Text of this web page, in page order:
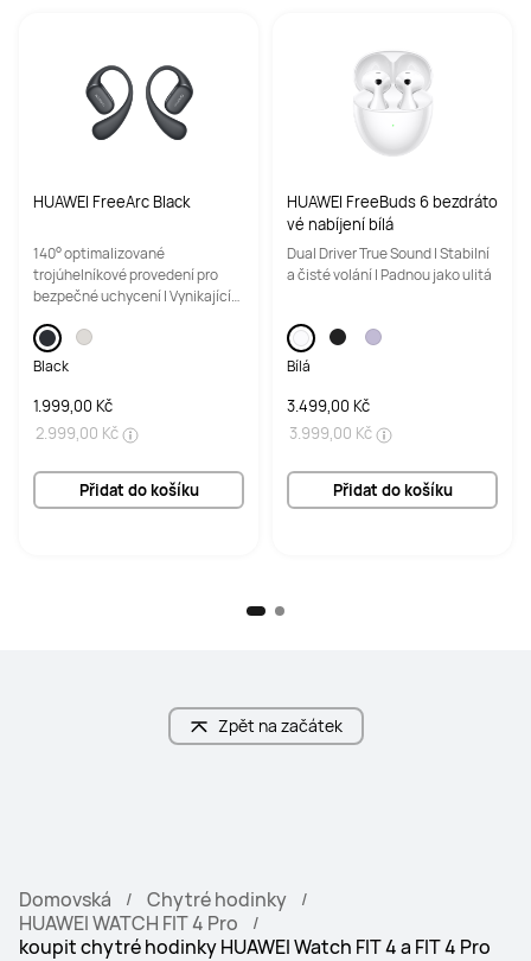
HUAWEI FreeArc Black
140° optimalizované
trojúhelníkové provedení pro
bezpečné uchycení | Vynikající
Black
1.999,00 Kč
2.999,00 Kč
Přidat do košíku
HUAWEI FreeBuds 6 bezdráto
vé nabíjení bílá
Dual Driver True Sound | Stabilní
a čisté volání | Padnou jako ulitá
Bílá
3.499,00 Kč
3.999,00 Kč
Přidat do košíku
Zpět na začátek
Domovská
Chytré hodinky
HUAWEI WATCH FIT 4 Pro
koupit chytré hodinky HUAWEI Watch FIT 4 a FIT 4 Pro